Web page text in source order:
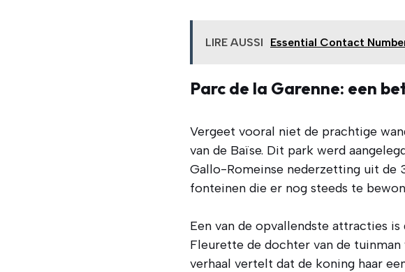
LIRE AUSSI Essential Contact
Parc de la Garenne: een
Vergeet vooral niet de prachtige
van de Baïse. Dit park werd
Gallo-Romeinse nederzetting uit de
fonteinen die er nog steeds te
Een van de opvallendste attracties is
Fleurette de dochter van de
verhaal vertelt dat de koning haar